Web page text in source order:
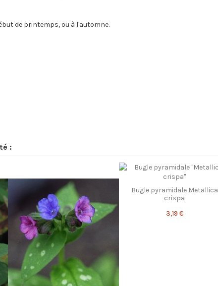
de printemps, ou à l'automne.
:
Bugle pyramidale Metallica
crispa
3,19 €